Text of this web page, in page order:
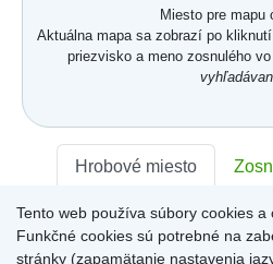
Vyberte zo zoznamu
kliknutím potvrďte výber,
Zobrazí saKarta
... (viď.
Karte hrobového miesta
ikonyMapa,GPS a
súradnice hrobového miesta
cintorín uzamknutá) alebo
zobrazenej stránky.
Miesto pre mapu
Aktuálna mapa sa zobrazí po
priezvisko a meno zosnulého vo
Hrobové miesto
Sektor:- Rad:-
Tento web používa súbory cookies a
Funkčné cookies sú potrebné na
stránky (zapamätanie nastavenia